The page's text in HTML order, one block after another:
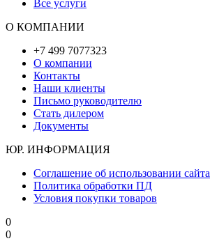
Все услуги
О КОМПАНИИ
+7 499 7077323
О компании
Контакты
Наши клиенты
Письмо руководителю
Стать дилером
Документы
ЮР. ИНФОРМАЦИЯ
Соглашение об использовании сайта
Политика обработки ПД
Условия покупки товаров
0
0